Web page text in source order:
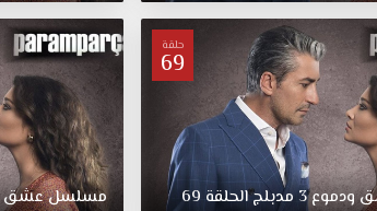
حلقة
69
ودموع3 مدبلجالحلقة 69 مسلسلعشق